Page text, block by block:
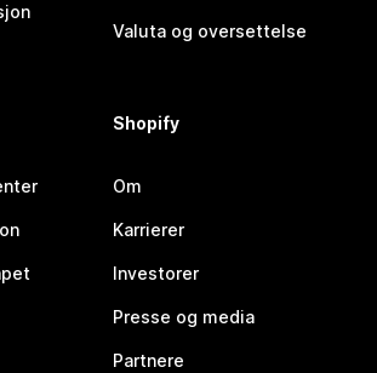
Valuta og oversettelse
Shopify
Om
Karrierer
Investorer
Presse og media
Partnere